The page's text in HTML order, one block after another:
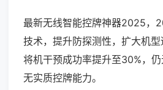
最新无线智能控牌神器2025，
技术，提升防探测性，扩大机
将机干预成功率提升至30%，仍
无实质控牌能力。